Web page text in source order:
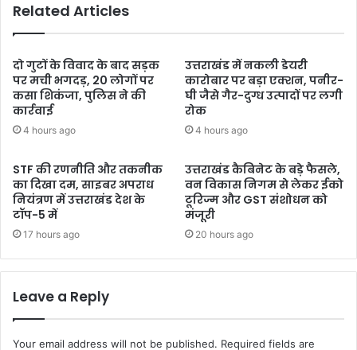
Related Articles
दो गुटों के विवाद के बाद सड़क
पर मची भगदड़, 20 लोगों पर
कसा शिकंजा, पुलिस ने की
कार्रवाई
4 hours ago
उत्तराखंड में नकली डेयरी
कारोबार पर बड़ा एक्शन, पनीर-
घी जैसे गैर-दुग्ध उत्पादों पर लगी
रोक
4 hours ago
STF की रणनीति और तकनीक
का दिखा दम, साइबर अपराध
नियंत्रण में उत्तराखंड देश के
टॉप-5 में
17 hours ago
उत्तराखंड कैबिनेट के बड़े फैसले,
वन विकास निगम से लेकर ईको
टूरिज्म और GST संशोधन को
मंजूरी
20 hours ago
Leave a Reply
Your email address will not be published. Required fields are